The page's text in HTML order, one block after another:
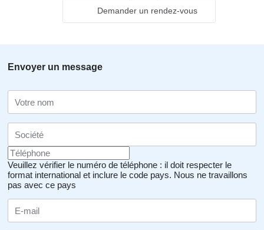
Demander un rendez-vous
Envoyer un message
Veuillez vérifier le numéro de téléphone : il doit respecter le
format international et inclure le code pays. Nous ne travaillons
pas avec ce pays